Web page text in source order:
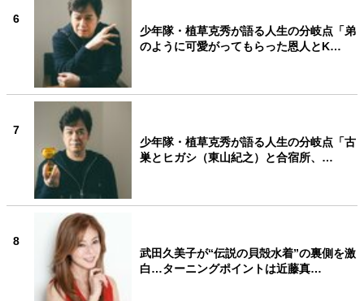
6
少年隊・植草克秀が語る人生の分岐点「弟
のように可愛がってもらった恩人とK…
7
少年隊・植草克秀が語る人生の分岐点「古
巣とヒガシ（東山紀之）と合宿所、…
8
武田久美子が“伝説の貝殻水着”の裏側を激
白…ターニングポイントは近藤真…